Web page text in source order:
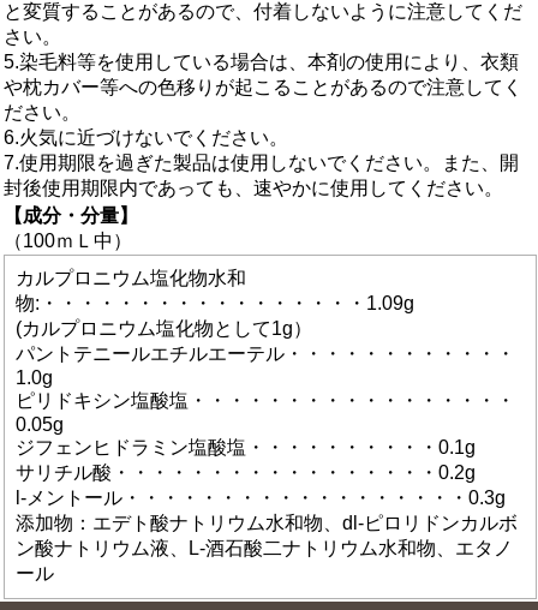
と変質することがあるので、付着しないように注意してくだ
さい。
5.染毛料等を使用している場合は、本剤の使用により、衣類
や枕カバー等への色移りが起こることがあるので注意してく
ださい。
6.火気に近づけないでください。
7.使用期限を過ぎた製品は使用しないでください。また、開
封後使用期限内であっても、速やかに使用してください。
【成分・分量】
（100ｍＬ中）
カルプロニウム塩化物水和
物:・・・・・・・・・・・・・・・・・1.09g
(カルプロニウム塩化物として1g）
パントテニールエチルエーテル・・・・・・・・・・・・
1.0g
ピリドキシン塩酸塩・・・・・・・・・・・・・・・・・
0.05g
ジフェンヒドラミン塩酸塩・・・・・・・・・・0.1g
サリチル酸・・・・・・・・・・・・・・・・・0.2g
l-メントール・・・・・・・・・・・・・・・・・・0.3g
添加物：エデト酸ナトリウム水和物、dl-ピロリドンカルボ
ン酸ナトリウム液、L-酒石酸二ナトリウム水和物、エタノ
ール